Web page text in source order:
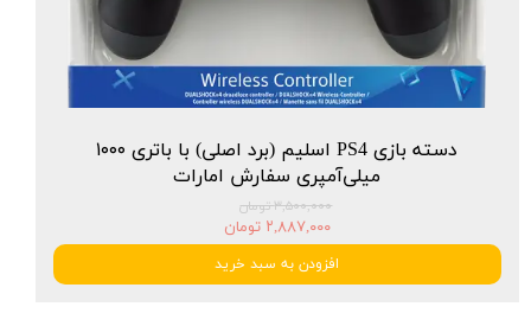
دسته بازی PS4 اسلیم (برد اصلی) با باتری ۱۰۰۰
میلی‌آمپری سفارش امارات
۳,۵۰۰,۰۰۰ تومان
۲,۸۸۷,۰۰۰ تومان
افزودن به سبد خرید